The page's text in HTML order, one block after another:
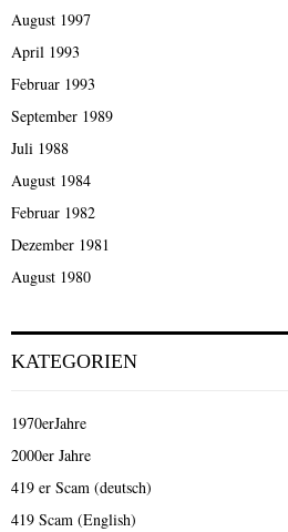
August 1997
April 1993
Februar 1993
September 1989
Juli 1988
August 1984
Februar 1982
Dezember 1981
August 1980
KATEGORIEN
1970erJahre
2000er Jahre
419 er Scam (deutsch)
419 Scam (English)